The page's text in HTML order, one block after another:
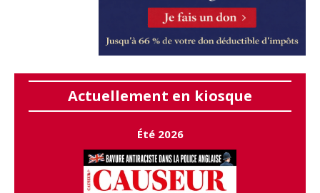
Actuellement en kiosque
Été 2026